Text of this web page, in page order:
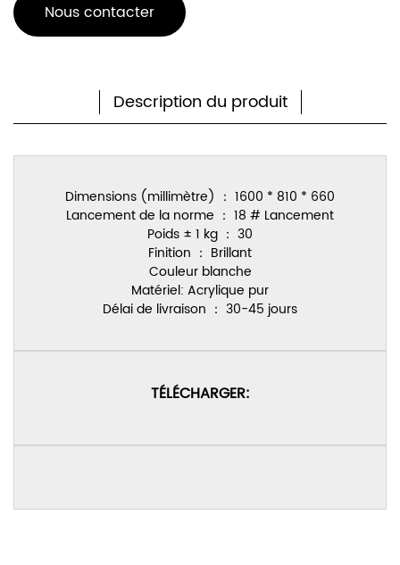
Nous contacter
Description du produit
Dimensions (millimètre) ： 1600 * 810 * 660
Lancement de la norme ： 18 # Lancement
Poids ± 1 kg ： 30
Finition ： Brillant
Couleur blanche
Matériel: Acrylique pur
Délai de livraison ： 30-45 jours
TÉLÉCHARGER: